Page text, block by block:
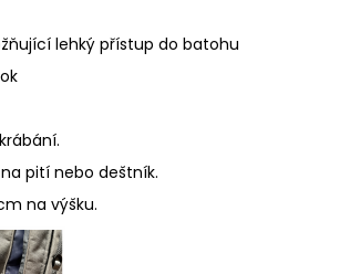
lehký přístup do batohu
pití nebo deštník.
cm na výšku.